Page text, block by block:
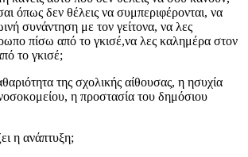
όπως δεν θέλεις να συμπεριφέρονται, να
συνάντηση με τον γείτονα, να λες
πίσω από το γκισέ,να λες καλημέρα στον
το γκισέ;
της σχολικής αίθουσας, η ησυχία
η προστασία του δημόσιου
η ανάπτυξη;